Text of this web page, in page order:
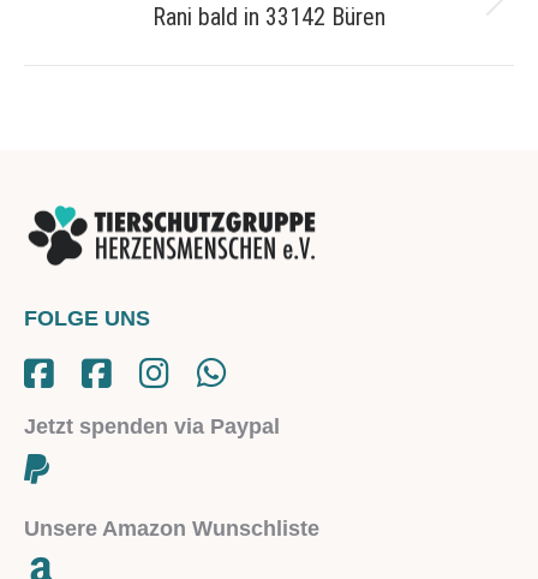
Next
Rani bald in 33142 Büren
FOLGE UNS
Jetzt spenden via Paypal
Unsere Amazon Wunschliste